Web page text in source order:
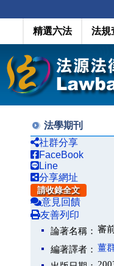
精選六法 法規
法學期刊
社群分享
FaceBook
Line
分享網址
請收錄全文
意見回饋
友善列印
論著名稱： 審
編著譯者： 薑